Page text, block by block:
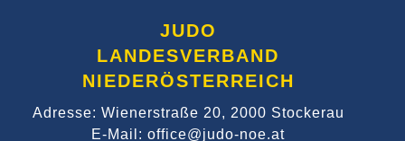
JUDO
LANDESVERBAND
NIEDERÖSTERREICH
Adresse: Wienerstraße 20, 2000 Stockerau
E-Mail: office@judo-noe.at